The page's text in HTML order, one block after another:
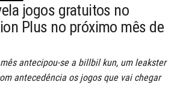
jogos gratuitos no
Plus no próximo mês de
antecipou-se a billbil kun, um leakster
antecedência os jogos que vai chegar